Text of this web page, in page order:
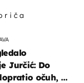
Jurčić: Do
očuh, a